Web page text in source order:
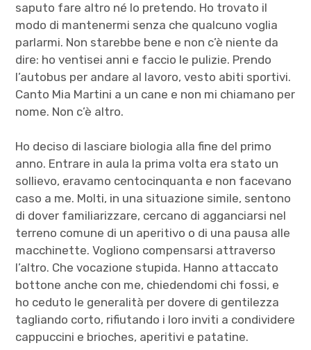
saputo fare altro né lo pretendo. Ho trovato il
modo di mantenermi senza che qualcuno voglia
parlarmi. Non starebbe bene e non c’è niente da
dire: ho ventisei anni e faccio le pulizie. Prendo
l’autobus per andare al lavoro, vesto abiti sportivi.
Canto Mia Martini a un cane e non mi chiamano per
nome. Non c’è altro.
Ho deciso di lasciare biologia alla fine del primo
anno. Entrare in aula la prima volta era stato un
sollievo, eravamo centocinquanta e non facevano
caso a me. Molti, in una situazione simile, sentono
di dover familiarizzare, cercano di agganciarsi nel
terreno comune di un aperitivo o di una pausa alle
macchinette. Vogliono compensarsi attraverso
l’altro. Che vocazione stupida. Hanno attaccato
bottone anche con me, chiedendomi chi fossi, e
ho ceduto le generalità per dovere di gentilezza
tagliando corto, rifiutando i loro inviti a condividere
cappuccini e brioches, aperitivi e patatine.